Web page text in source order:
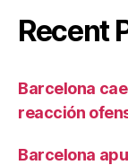
Recent
Barcelona
reacción
Barcelona